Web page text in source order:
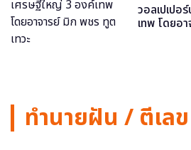
วอลเปเปอ
เทพ โดยอ
ทำนายฝัน / ตีเลข